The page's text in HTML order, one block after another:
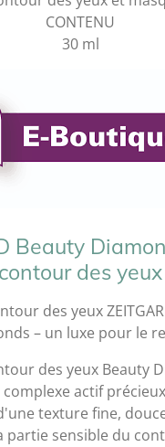
CONTENU
30 ml
Beauty
contour des yeux
des yeux
– un luxe pour le
des yeux Beauty
actif
texture fine,
partie sensible du